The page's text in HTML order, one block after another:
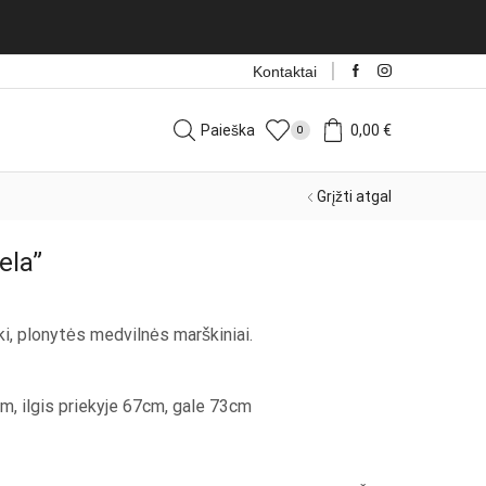
Kontaktai
Paieška 0 0,00 €
Grįžti atgal
plonytės medvilnės marškiniai.
ilgis priekyje 67cm, gale 73cm